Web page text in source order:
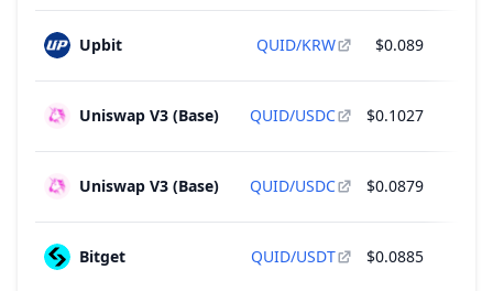
Upbit QUID/KRW $0.089
Uniswap V3 (Base) QUID/USDC $0.1027
Uniswap V3 (Base) QUID/USDC $0.0879
Bitget QUID/USDT $0.0885